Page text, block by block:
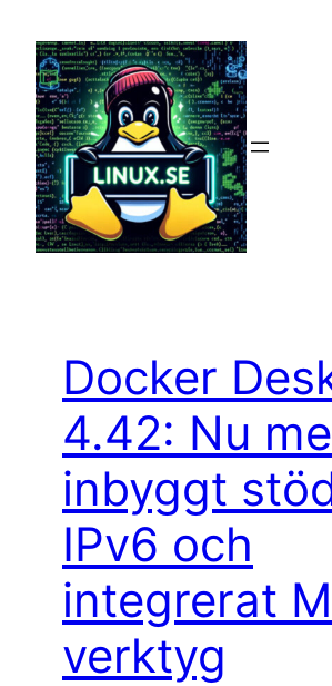
innehåll
Docker
4.42: Nu
inbyggt
IPv6 och
integrerat
verktyg